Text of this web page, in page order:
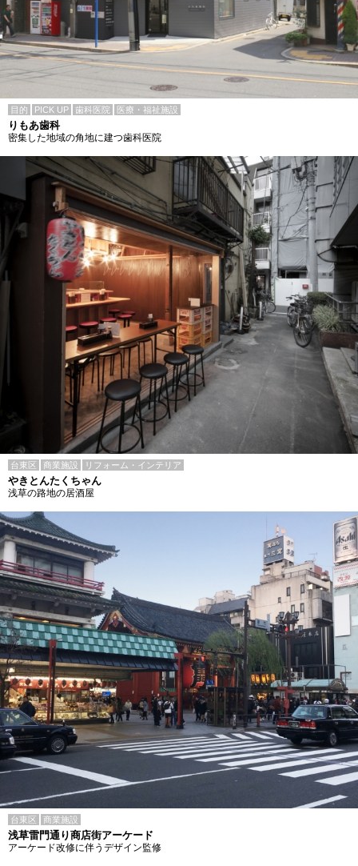
目的 PICK UP 歯科医院 医療・福祉施設
りもあ歯科
密集した地域の角地に建つ歯科医院
台東区 商業施設 リフォーム・インテリア
やきとんたくちゃん
浅草の路地の居酒屋
台東区 商業施設
浅草雷門通り商店街アーケード
アーケード改修に伴うデザイン監修